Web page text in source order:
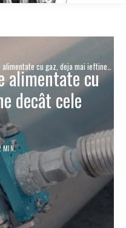
alimentate cu gaz, deja mai ieftine
alimentate cu
decât cele
MIN.